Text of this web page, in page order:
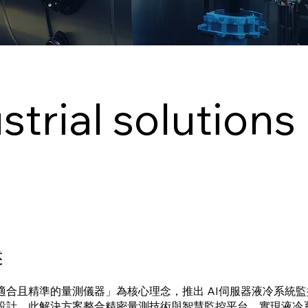
solutions
合且精準的量測儀器」為核心理念，推出 AI伺服器液冷系統